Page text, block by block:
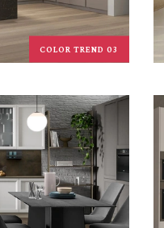
COLOR TREND 03